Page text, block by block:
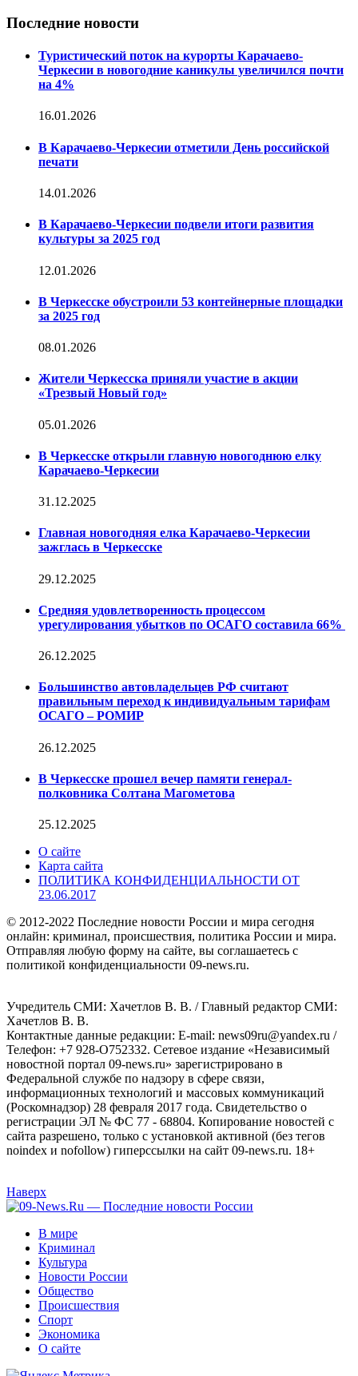
Последние новости
Туристический поток на курорты Карачаево-
Черкесии в новогодние каникулы увеличился почти
на 4%
16.01.2026
В Карачаево-Черкесии отметили День российской
печати
14.01.2026
В Карачаево-Черкесии подвели итоги развития
культуры за 2025 год
12.01.2026
В Черкесске обустроили 53 контейнерные площадки
за 2025 год
08.01.2026
Жители Черкесска приняли участие в акции
«Трезвый Новый год»
05.01.2026
В Черкесске открыли главную новогоднюю елку
Карачаево-Черкесии
31.12.2025
Главная новогодняя елка Карачаево-Черкесии
зажглась в Черкесске
29.12.2025
Средняя удовлетворенность процессом
урегулирования убытков по ОСАГО составила 66%
26.12.2025
Большинство автовладельцев РФ считают
правильным переход к индивидуальным тарифам
ОСАГО – РОМИР
26.12.2025
В Черкесске прошел вечер памяти генерал-
полковника Солтана Магометова
25.12.2025
О сайте
Карта сайта
ПОЛИТИКА КОНФИДЕНЦИАЛЬНОСТИ ОТ
23.06.2017
© 2012-2022 Последние новости России и мира сегодня
онлайн: криминал, происшествия, политика России и мира.
Отправляя любую форму на сайте, вы соглашаетесь с
политикой конфиденциальности 09-news.ru.
Учредитель СМИ: Хaчeтлoв B. B. / Главный редактор СМИ:
Хaчeтлoв B. B.
Контактные данные редакции: E-mail: news09ru@yandex.ru /
Телефон: +7 928-O752332. Сетевое издание «Независимый
новостной портал 09-news.ru» зарегистрировано в
Федеральной службе по надзору в сфере связи,
информационных технологий и массовых коммуникаций
(Роскомнадзор) 28 февраля 2017 года. Свидетельство о
регистрации ЭЛ № ФС 77 - 68804. Копирование новостей с
сайта разрешено, только с установкой активной (без тегов
noindex и nofollow) гиперссылки на сайт 09-news.ru. 18+
Наверх
В мире
Криминал
Культура
Новости России
Общество
Происшествия
Спорт
Экономика
О сайте